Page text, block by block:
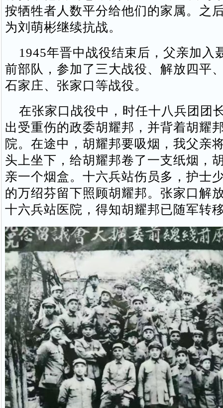
按牺牲者人数平分给他们的家属。之
为刘萌彬继续抗战。
1945年晋中战役结束后，父亲加入
前部队，参加了三大战役、解放四平
石家庄、张家口等战役。
在张家口战役中，时任十八兵团团
出受重伤的政委胡耀邦，并背着胡耀
院。在途中，胡耀邦要吸烟，我父亲
头上坐下，给胡耀邦卷了一支纸烟，
亲一个烟盒。十六兵站伤员多，护士
的万绍芬留下照顾胡耀邦。张家口解
十六兵站医院，得知胡耀邦已随军转